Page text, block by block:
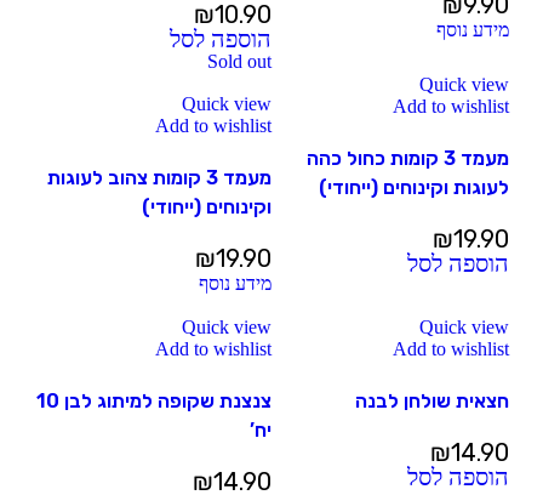
מידע נוסף
₪10.90
הוספה לסל
Quick view
Add to wishlist
מעמד 3 קומות כחול כהה
לעוגות וקינוחים (ייחודי)
₪19.90
הוספה לסל
Sold out
Quick view
Add to wishlist
מעמד 3 קומות צהוב לעוגות
וקינוחים (ייחודי)
₪19.90
מידע נוסף
Quick view
Add to wishlist
חצאית שולחן לבנה
₪14.90
הוספה לסל
Quick view
Add to wishlist
צנצנת שקופה למיתוג לבן 10
יח’
₪14.90